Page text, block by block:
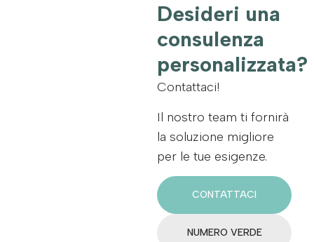
Desideri una
consulenza
personalizzata?
Contattaci!
Il nostro team ti fornirà
la soluzione migliore
per le tue esigenze.
CONTATTACI
NUMERO VERDE